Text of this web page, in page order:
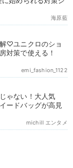
海原藍
♡ユニクロのショ
対策で使える！
emi_fashion_1122
ゃない！大人気
ードバッグが高見
michill エンタメ